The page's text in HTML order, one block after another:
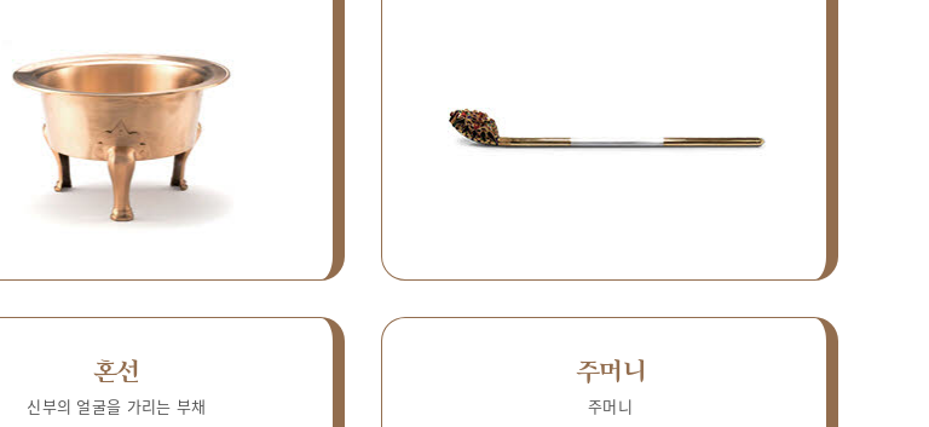
혼선
신부의 얼굴을 가리는 부채
주머니
주머니